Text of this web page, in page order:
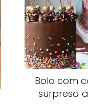
Bolo com
surpresa